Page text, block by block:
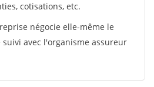
cotisations, etc.
négocie elle-même le
avec l'organisme assureur